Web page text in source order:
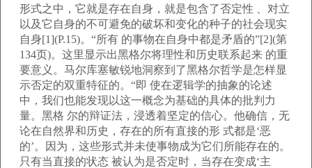
形式之中，它就是存在自身，就是包含了否定性 、对立
以及它自身的不可避免的破坏和变化的种子的社会现实
自身[1](P.15)。“所有 的事物在自身中都是矛盾的”[2](第
134页)。这里显示出黑格尔将理性和历史联系起来 的重
要意义。马尔库塞敏锐地洞察到了黑格尔哲学是怎样显
示否定的双重特征的。“即 使在逻辑学的抽象的论述
中，我们也能发现以这一概念为基础的具体的批判力
量。黑格 尔的辩证法，浸透着坚定的信心。他确信，无
论在自然界和历史，存在的所有直接的形 式都是‘恶
的’。因为，这些形式并未使事物成为它们所能存在的。
只有当直接的状态 被认为是否定时，当存在变成‘主